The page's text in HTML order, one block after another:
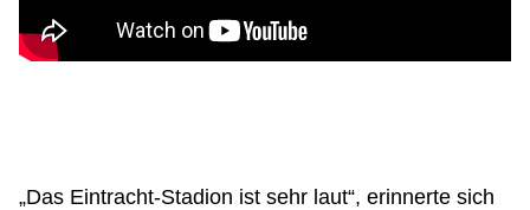
„Das Eintracht-Stadion ist sehr laut“, erinnerte sich